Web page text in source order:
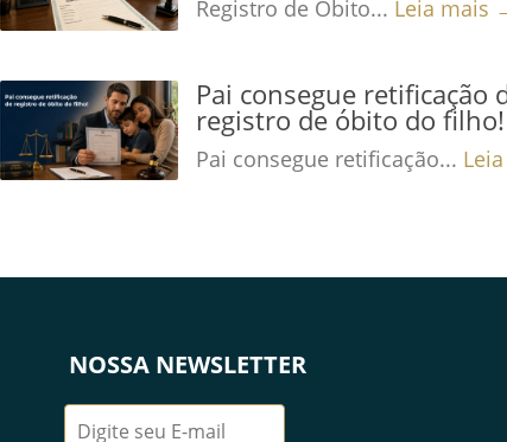
Registro de Óbito... Leia mais
Pai consegue retificação
registro de óbito do
Pai consegue retificação...
NOSSA NEWSLETTER